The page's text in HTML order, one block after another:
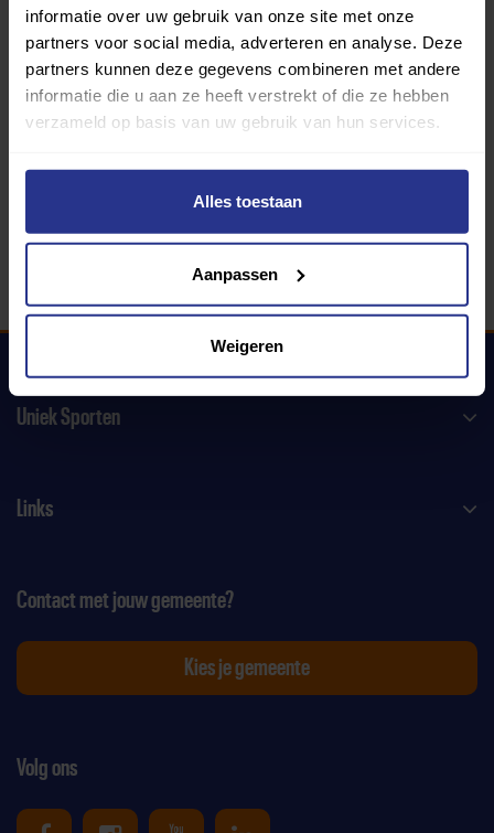
informatie over uw gebruik van onze site met onze
partners voor social media, adverteren en analyse. Deze
partners kunnen deze gegevens combineren met andere
informatie die u aan ze heeft verstrekt of die ze hebben
verzameld op basis van uw gebruik van hun services.
Alles toestaan
Aanpassen
Weigeren
Programma van:
340 gemeenten
Uniek Sporten
Links
Volg ons
Contact met jouw gemeente?
Kies je gemeente